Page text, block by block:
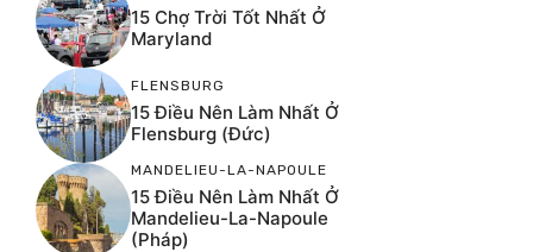
15 Chợ Trời Tốt Nhất Ở
Maryland
FLENSBURG
15 Điều Nên Làm Nhất Ở
Flensburg (Đức)
MANDELIEU-LA-NAPOULE
15 Điều Nên Làm Nhất Ở
Mandelieu-La-Napoule
(Pháp)